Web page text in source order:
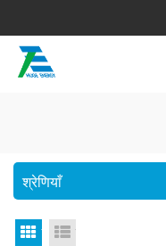
श्रेणियाँ
जाली देखना